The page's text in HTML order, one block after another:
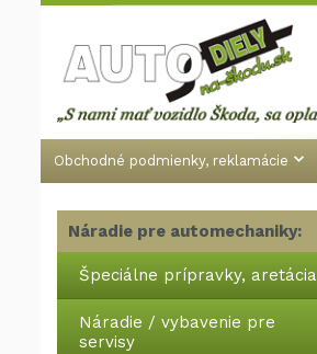
Obchodné podmienky, reklamácie
Náradie pre automechaniky:
Špeciálne prípravky, aretácia
Náradie / vybavenie pre
servisy